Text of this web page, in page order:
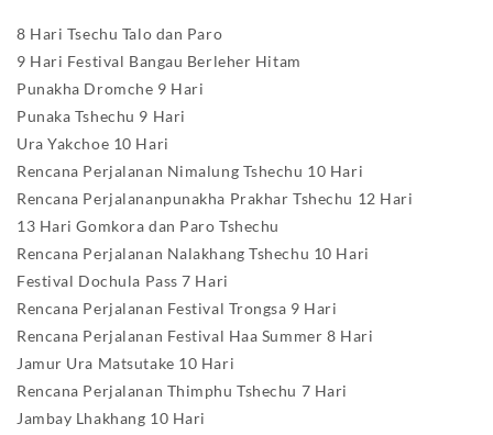
8 Hari Tsechu Talo dan Paro
9 Hari Festival Bangau Berleher Hitam
Punakha Dromche 9 Hari
Punaka Tshechu 9 Hari
Ura Yakchoe 10 Hari
Rencana Perjalanan Nimalung Tshechu 10 Hari
Rencana Perjalananpunakha Prakhar Tshechu 12 Hari
13 Hari Gomkora dan Paro Tshechu
Rencana Perjalanan Nalakhang Tshechu 10 Hari
Festival Dochula Pass 7 Hari
Rencana Perjalanan Festival Trongsa 9 Hari
Rencana Perjalanan Festival Haa Summer 8 Hari
Jamur Ura Matsutake 10 Hari
Rencana Perjalanan Thimphu Tshechu 7 Hari
Jambay Lhakhang 10 Hari